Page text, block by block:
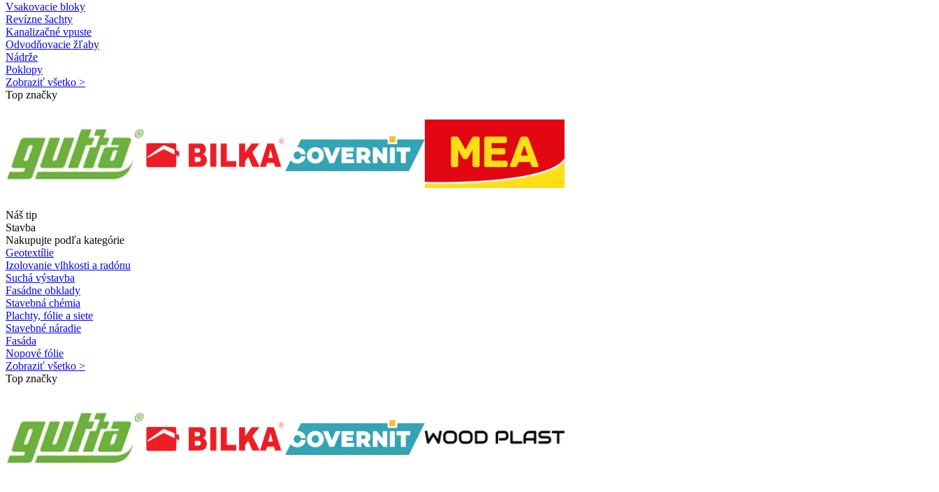
Vsakovacie bloky
Revízne šachty
Kanalizačné vpuste
Odvodňovacie žľaby
Nádrže
Poklopy
Zobraziť všetko >
Top značky
Náš tip
Stavba
Nakupujte podľa kategórie
Geotextílie
Izolovanie vlhkosti a radónu
Suchá výstavba
Fasádne obklady
Stavebná chémia
Plachty, fólie a siete
Stavebné náradie
Fasáda
Nopové fólie
Zobraziť všetko >
Top značky